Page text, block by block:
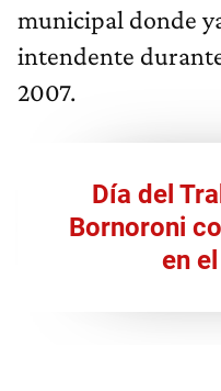
municipal donde
intendente
2007.
Día del
Bornoroni
en